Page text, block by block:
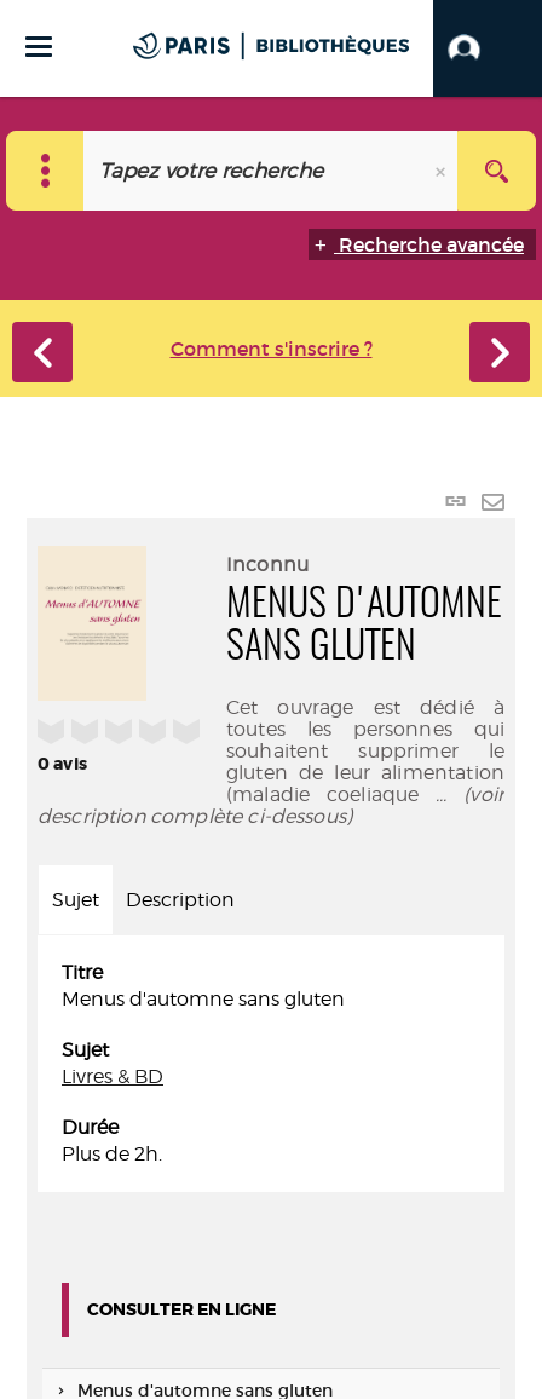
Recherche avancée
Comment s'inscrire ?
Lien
mail
0avis
Inconnu
MENUS D'AUTOMNE
SANS GLUTEN
Cet ouvrage est dédié à
toutes les personnes qui
souhaitent supprimer le
gluten de leur alimentation
(maladie coeliaque ... (voir
description complète ci-dessous)
Sujet Description
Titre
Menus d'automne sans gluten
Sujet
Livres & BD
Durée
Plus de 2h.
CONSULTER EN LIGNE
Menus d'automne sans gluten